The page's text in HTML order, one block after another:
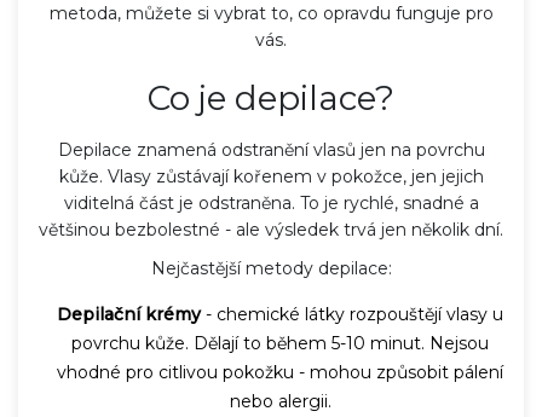
metoda, můžete si vybrat to, co opravdu funguje pro
vás.
Co je depilace?
Depilace znamená odstranění vlasů jen na povrchu
kůže. Vlasy zůstávají kořenem v pokožce, jen jejich
viditelná část je odstraněna. To je rychlé, snadné a
většinou bezbolestné - ale výsledek trvá jen několik dní.
Nejčastější metody depilace:
Depilační krémy- chemické látky rozpouštějí vlasy u
povrchu kůže. Dělají to během 5-10 minut. Nejsou
vhodné pro citlivou pokožku - mohou způsobit pálení
nebo alergii.